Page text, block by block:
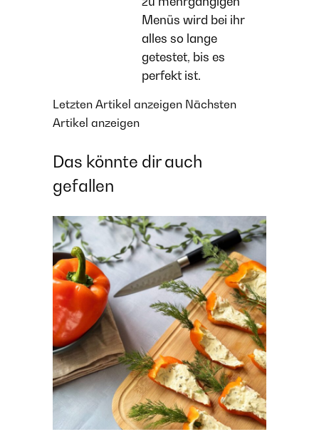
Menüs wird bei ihr
alles so lange
getestet, bis es
perfekt ist.
Letzten Artikel anzeigen Nächsten
Artikel anzeigen
Das könnte dir auch
gefallen